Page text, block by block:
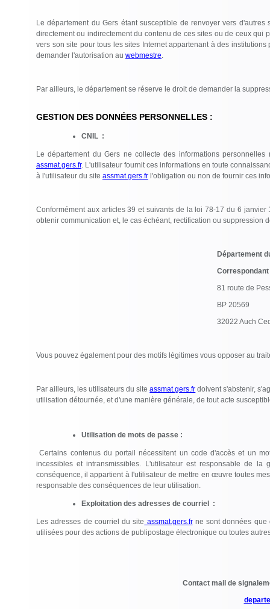
Le département du Gers étant susceptible de renvoyer vers
directement ou indirectement du contenu de ces sites ou de ceux qui
vers son site pour tous les sites Internet appartenant à des
demander l'autorisation au webmestre.
Par ailleurs, le département se réserve le droit de demander la
GESTION DES DONNÉES PERSONNELLES :
CNIL :
Le département du Gers ne collecte des informations
assmat.gers.fr. L'utilisateur fournit ces informations en toute
à l'utilisateur du site assmat.gers.fr l'obligation ou non de fournir ces
Conformément aux articles 39 et suivants de la loi 78-17 du 6
obtenir communication et, le cas échéant, rectification ou suppression
Département
81 route de
BP 20569
32022 Auch
Vous pouvez également pour des motifs légitimes vous opposer au
Par ailleurs, les utilisateurs du siteassmat.gers.fr doivent s'abstenir,
utilisation détournée, et d'une manière générale, de tout acte
Utilisation de mots de passe :
Certains contenus du portail nécessitent un code d'accès et un
incessibles et intransmissibles. L'utilisateur est responsable de
conséquence, il appartient à l'utilisateur de mettre en œuvre toutes
responsable des conséquences de leur utilisation.
Exploitation des adresses de courriel :
Les adresses de courriel du site assmat.gers.frne sont données que
utilisées pour des actions de publipostage électronique ou toutes
Contact mail de